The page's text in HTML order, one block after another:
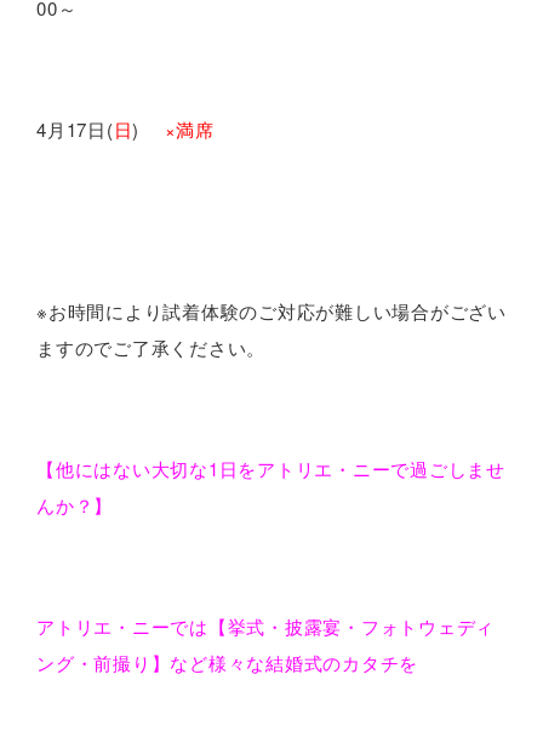
00～
4月17日(日) ×満席
※お時間により試着体験のご対応が難しい場合がござい
ますのでご了承ください。
【他にはない大切な1日をアトリエ・ニーで過ごしませ
んか？】
アトリエ・ニーでは【挙式・披露宴・フォトウェディ
ング・前撮り】など様々な結婚式のカタチを